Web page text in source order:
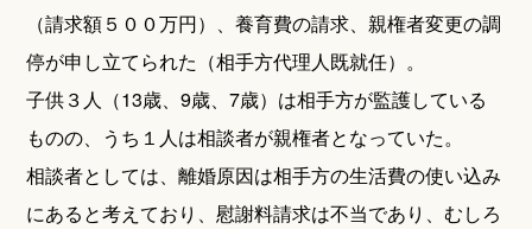
（請求額５００万円）、養育費の請求、親権者変更の調
停が申し立てられた（相手方代理人既就任）。
子供３人（13歳、9歳、7歳）は相手方が監護している
ものの、うち１人は相談者が親権者となっていた。
相談者としては、離婚原因は相手方の生活費の使い込み
にあると考えており、慰謝料請求は不当であり、むしろ